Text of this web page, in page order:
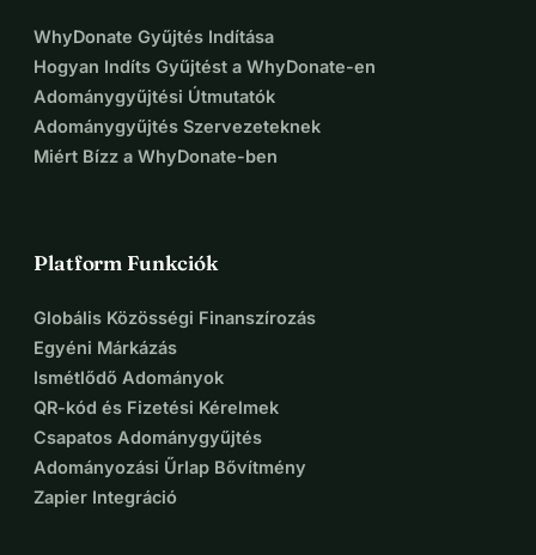
WhyDonate Gyűjtés Indítása
Hogyan Indíts Gyűjtést a WhyDonate-en
Adománygyűjtési Útmutatók
Adománygyűjtés Szervezeteknek
Miért Bízz a WhyDonate-ben
Platform Funkciók
Globális Közösségi Finanszírozás
Egyéni Márkázás
Ismétlődő Adományok
QR-kód és Fizetési Kérelmek
Csapatos Adománygyűjtés
Adományozási Űrlap Bővítmény
Zapier Integráció